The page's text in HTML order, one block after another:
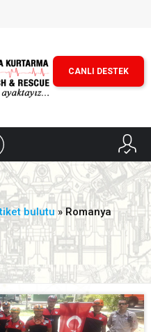
CANLI DESTEK
bulutu » Romanya